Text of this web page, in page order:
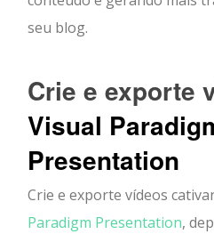
seu blog.
Crie e exporte
Visual
Presentation
Crie e exporte vídeos
Paradigm Presentation,